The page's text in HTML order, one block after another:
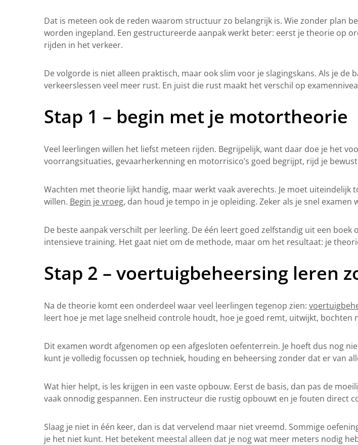
Dat is meteen ook de reden waarom structuur zo belangrijk is. Wie zonder plan
worden ingepland. Een gestructureerde aanpak werkt beter: eerst je theorie op
rijden in het verkeer.
De volgorde is niet alleen praktisch, maar ook slim voor je slagingskans. Als je
verkeerslessen veel meer rust. En juist die rust maakt het verschil op
Stap 1 – begin met je motortheorie
Veel leerlingen willen het liefst meteen rijden. Begrijpelijk, want daar doe je het
voorrangsituaties, gevaarherkenning en motorrisico’s goed begrijpt, rijd je
Wachten met theorie lijkt handig, maar werkt vaak averechts. Je moet
willen. Begin je vroeg, dan houd je tempo in je opleiding. Zeker als je snel
De beste aanpak verschilt per leerling. De één leert goed zelfstandig uit een
intensieve training. Het gaat niet om de methode, maar om het resultaat: je
Stap 2 – voertuigbeheersing leren
Na de theorie komt een onderdeel waar veel leerlingen tegenop zien:
leert hoe je met lage snelheid controle houdt, hoe je goed remt, uitwijkt,
Dit examen wordt afgenomen op een afgesloten oefenterrein. Je hoeft dus nog
kunt je volledig focussen op techniek, houding en beheersing zonder dat er van
Wat hier helpt, is les krijgen in een vaste opbouw. Eerst de basis, dan pas de
vaak onnodig gespannen. Een instructeur die rustig opbouwt en je fouten direct
Slaag je niet in één keer, dan is dat vervelend maar niet vreemd. Sommige
je het niet kunt. Het betekent meestal alleen dat je nog wat meer meters nodig